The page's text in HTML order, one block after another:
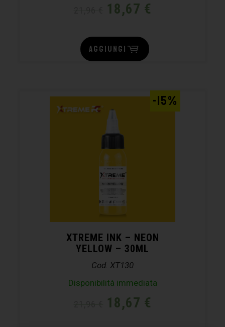
18,67 €
AGGIUNGI
XTREME INK – NEON
YELLOW – 30ML
Cod. XT130
Disponibilità immediata
18,67 €
-15%